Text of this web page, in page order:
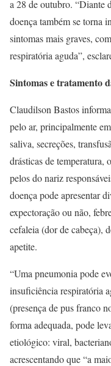
a 28 de outubro. “Diante
doença também se torna
sintomas mais graves,
respiratória aguda”,
Sintomas e tratamento
Claudilson Bastos
pelo ar, principalmente
saliva, secreções,
drásticas de temperatura,
pelos do nariz
doença pode apresentar
expectoração ou não,
cefaleia (dor de cabeça),
apetite.
“Uma pneumonia pode
insuficiência respiratória
(presença de pus franco
forma adequada, pode
etiológico: viral,
acrescentando que “a